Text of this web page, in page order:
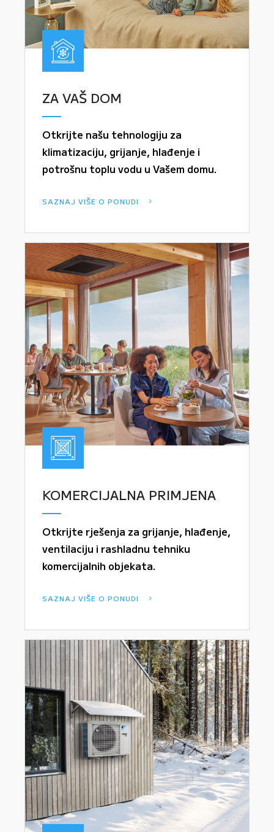
ZA VAŠ DOM
Otkrijte našu tehnologiju za
klimatizaciju, grijanje, hlađenje i
potrošnu toplu vodu u Vašem domu.
SAZNAJ VIŠE O PONUDI
KOMERCIJALNA PRIMJENA
Otkrijte rješenja za grijanje, hlađenje,
ventilaciju i rashladnu tehniku
komercijalnih objekata.
SAZNAJ VIŠE O PONUDI